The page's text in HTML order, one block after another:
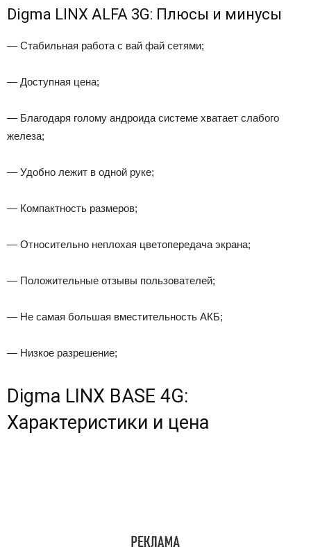
Digma LINX ALFA 3G: Плюсы и минусы
— Стабильная работа с вай фай сетями;
— Доступная цена;
— Благодаря голому андроида системе хватает слабого
железа;
— Удобно лежит в одной руке;
— Компактность размеров;
— Относительно неплохая цветопередача экрана;
— Положительные отзывы пользователей;
— Не самая большая вместительность АКБ;
— Низкое разрешение;
Digma LINX BASE 4G:
Характеристики и цена